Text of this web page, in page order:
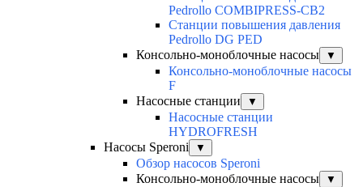
Pedrollo COMBIPRESS-CB2
Станции повышения давления
Pedrollo DG PED
Консольно-моноблочные насосы
▼
Консольно-моноблочные насосы
F
Насосные станции
▼
Насосные станции
HYDROFRESH
Насосы Speroni
▼
Обзор насосов Speroni
Консольно-моноблочные насосы
▼